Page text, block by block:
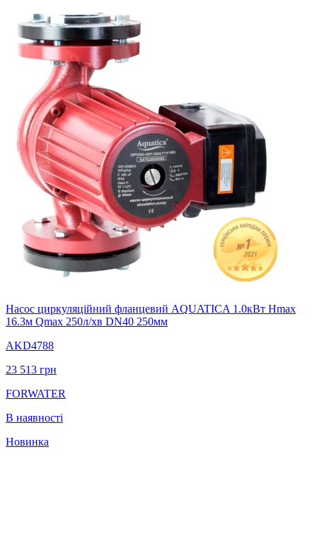
Насос циркуляційний фланцевий AQUATICA 1.0кВт Hmax
16.3м Qmax 250л/хв DN40 250мм
AKD4788
23 513 грн
FORWATER
В наявності
Новинка